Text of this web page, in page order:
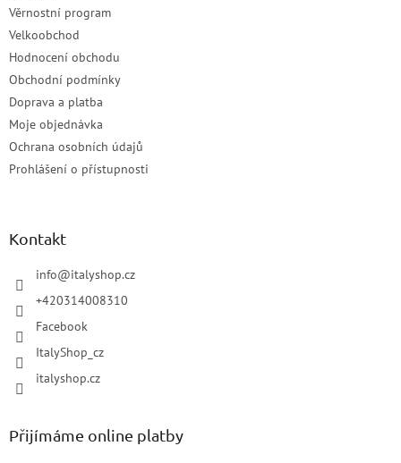
Věrnostní program
Velkoobchod
Hodnocení obchodu
Obchodní podmínky
Doprava a platba
Moje objednávka
Ochrana osobních údajů
Prohlášení o přístupnosti
Kontakt
info@italyshop.cz
+420314008310
Facebook
ItalyShop_cz
italyshop.cz
Přijímáme online platby